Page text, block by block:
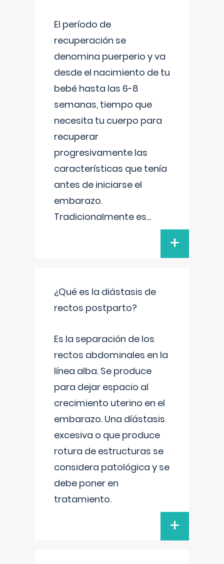
El período de
recuperación se
denomina puerperio y va
desde el nacimiento de tu
bebé hasta las 6-8
semanas, tiempo que
necesita tu cuerpo para
recuperar
progresivamente las
características que tenía
antes de iniciarse el
embarazo.
Tradicionalmente es...
+
¿Qué es la diástasis de
rectos postparto?
Es la separación de los
rectos abdominales en la
línea alba. Se produce
para dejar espacio al
crecimiento uterino en el
embarazo. Una díástasis
excesiva o que produce
rotura de estructuras se
considera patológica y se
debe poner en
tratamiento.
+